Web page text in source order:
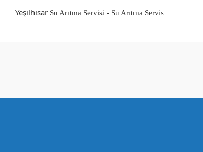
Yeşilhisar Su Arıtma Servisi - Su Arıtma Servis